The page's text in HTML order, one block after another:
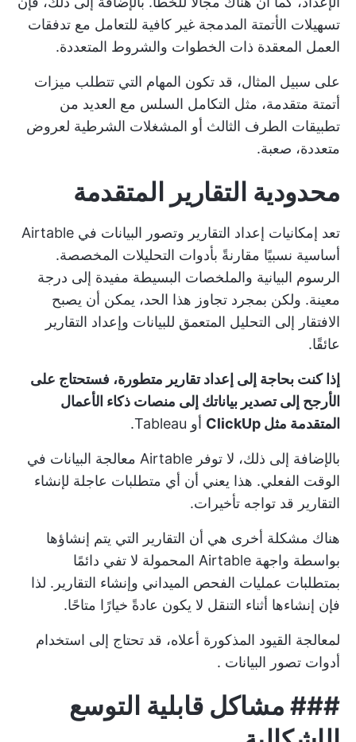
تسهيلات الأتمتة المدمجة غير كافية للتعامل مع تدفقات
العمل المعقدة ذات الخطوات والشروط المتعددة.
على سبيل المثال، قد تكون المهام التي تتطلب ميزات
أتمتة متقدمة، مثل التكامل السلس مع العديد من
تطبيقات الطرف الثالث أو المشغلات الشرطية لعروض
متعددة، صعبة.
محدودية التقارير المتقدمة
تعد إمكانيات إعداد التقارير وتصور البيانات في Airtable
أساسية نسبيًا مقارنةً بأدوات التحليلات المخصصة.
الرسوم البيانية والملخصات البسيطة مفيدة إلى درجة
معينة. ولكن بمجرد تجاوز هذا الحد، يمكن أن يصبح
الافتقار إلى التحليل المتعمق للبيانات وإعداد التقارير
عائقًا.
إذا كنت بحاجة إلى إعداد تقارير متطورة، فستحتاج على
الأرجح إلى تصدير بياناتك إلى منصات ذكاء الأعمال
المتقدمة مثل ClickUp
أو Tableau.
بالإضافة إلى ذلك، لا توفر Airtable معالجة البيانات في
الوقت الفعلي. هذا يعني أن أي متطلبات عاجلة لإنشاء
التقارير قد تواجه تأخيرات.
هناك مشكلة أخرى هي أن التقارير التي يتم إنشاؤها
بواسطة واجهة Airtable المحمولة لا تفي دائمًا
بمتطلبات عمليات الفحص الميداني وإنشاء التقارير. لذا
فإن إنشاءها أثناء التنقل لا يكون عادةً خيارًا متاحًا.
لمعالجة القيود المذكورة أعلاه، قد تحتاج إلى استخدام
أدوات تصور البيانات .
### مشاكل قابلية التوسع